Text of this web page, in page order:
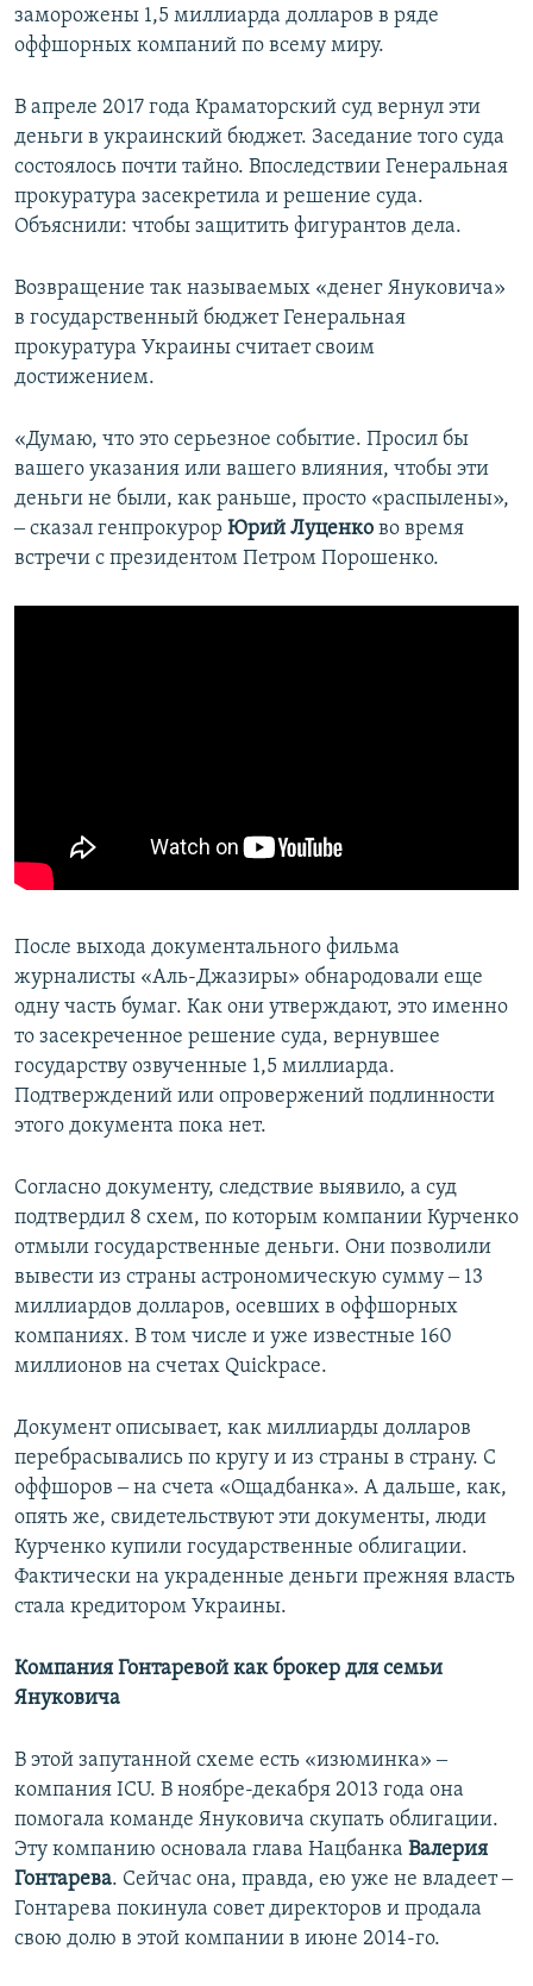
заморожены 1,5 миллиарда долларов в ряде
оффшорных компаний по всему миру.
В апреле 2017 года Краматорский суд вернул эти
деньги в украинский бюджет. Заседание того суда
состоялось почти тайно. Впоследствии Генеральная
прокуратура засекретила и решение суда.
Объяснили: чтобы защитить фигурантов дела.
Возвращение так называемых «денег Януковича»
в государственный бюджет Генеральная
прокуратура Украины считает своим
достижением.
«Думаю, что это серьезное событие. Просил бы
вашего указания или вашего влияния, чтобы эти
деньги не были, как раньше, просто «распылены»,
‒ сказал генпрокурор Юрий Луценко во время
встречи с президентом Петром Порошенко.
После выхода документального фильма
журналисты «Аль-Джазиры» обнародовали еще
одну часть бумаг. Как они утверждают, это именно
то засекреченное решение суда, вернувшее
государству озвученные 1,5 миллиарда.
Подтверждений или опровержений подлинности
этого документа пока нет.
Согласно документу, следствие выявило, а суд
подтвердил 8 схем, по которым компании Курченко
отмыли государственные деньги. Они позволили
вывести из страны астрономическую сумму ‒ 13
миллиардов долларов, осевших в оффшорных
компаниях. В том числе и уже известные 160
миллионов на счетах Quickpace.
Документ описывает, как миллиарды долларов
перебрасывались по кругу и из страны в страну. С
оффшоров ‒ на счета «Ощадбанка». А дальше, как,
опять же, свидетельствуют эти документы, люди
Курченко купили государственные облигации.
Фактически на украденные деньги прежняя власть
стала кредитором Украины.
Компания Гонтаревой как брокер для семьи
Януковича
В этой запутанной схеме есть «изюминка» ‒
компания ICU. В ноябре-декабря 2013 года она
помогала команде Януковича скупать облигации.
Эту компанию основала глава Нацбанка Валерия
Гонтарева. Сейчас она, правда, ею уже не владеет ‒
Гонтарева покинула совет директоров и продала
свою долю в этой компании в июне 2014-го.